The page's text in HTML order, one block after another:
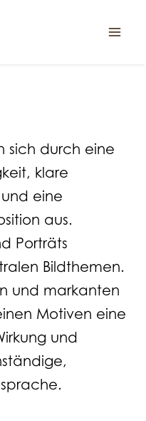
sich durch eine
klare
eine
aus.
Porträts
Bildthemen.
und markanten
Motiven eine
und